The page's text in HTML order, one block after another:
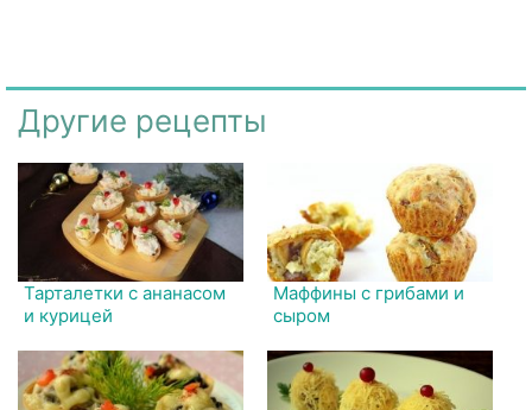
Другие рецепты
Тарталетки с ананасом
и курицей
Маффины с грибами и
сыром